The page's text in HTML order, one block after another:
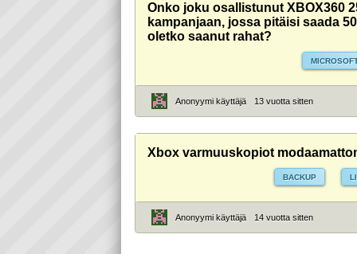
Onko joku osallistunut XBOX360
kampanjaan, jossa pitäisi saada
oletko saanut rahat?
Anonyymi käyttäjä 13 vuotta sitten
Xbox varmuuskopiot
BACKUP
Anonyymi käyttäjä 14 vuotta sitten